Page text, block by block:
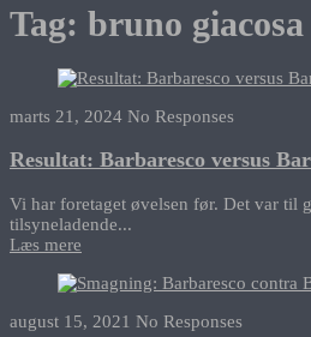
Tag: bruno giacosa
marts 21, 2024 No Responses
Resultat: Barbaresco versus
Vi har foretaget øvelsen før. Det var til
tilsyneladende...
Læs mere
august 15, 2021 No Responses